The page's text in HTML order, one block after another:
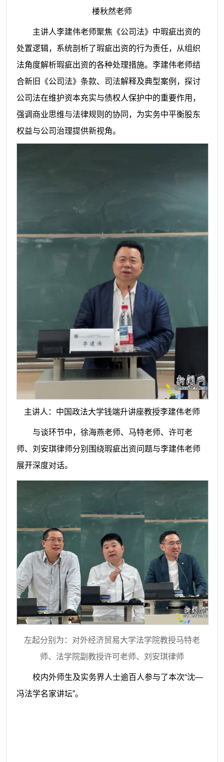
楼秋然老师
主讲人李建伟老师聚焦《公司法》中瑕疵出资的
处置逻辑，系统剖析了瑕疵出资的行为责任，从组织
法角度解析瑕疵出资的各种处理措施。李建伟老师结
合新旧《公司法》条款、司法解释及典型案例，探讨
公司法在维护资本充实与债权人保护中的重要作用，
强调商业思维与法律规则的协同，为实务中平衡股东
权益与公司治理提供新视角。
主讲人：中国政法大学钱端升讲座教授李建伟老师
与谈环节中，徐海燕老师、 马特老师、许可老
师、刘安琪律师分别围绕瑕疵出资问题与李建伟老师
展开深度对话。
左起分别为：对外经济贸易大学法学院教授马特老
师、法学院副教授许可老师、刘安琪律师
校内外师生及实务界人士逾百人参与了本次“沈—
冯法学名家讲坛”。